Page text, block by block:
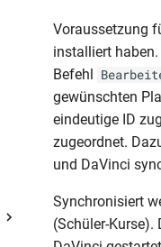
Voraussetzung
installiert
Befehl
gewünschten
eindeutige ID
zugeordnet.
und DaVinci
Synchronisiert
(Schüler-